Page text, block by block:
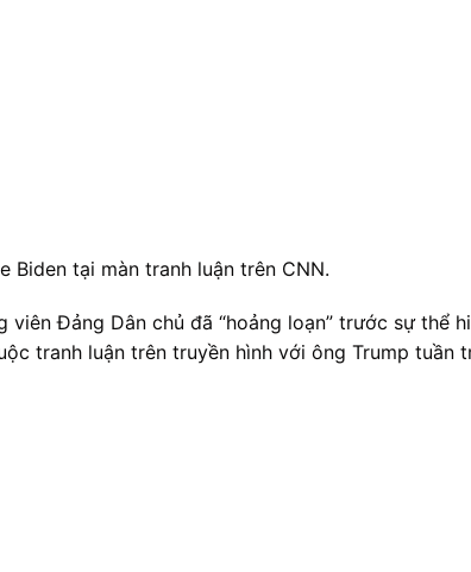
Biden tại màn tranh luận trên CNN.
viên Đảng Dân chủ đã “hoảng loạn” trước sự thể
tranh luận trên truyền hình với ông Trump tuần